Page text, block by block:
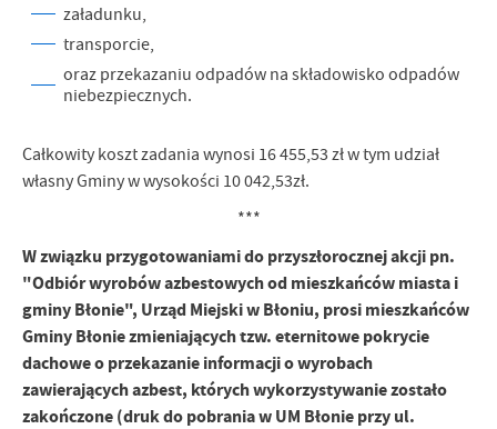
załadunku,
transporcie,
oraz przekazaniu odpadów na składowisko odpadów
niebezpiecznych.
Całkowity koszt zadania wynosi 16 455,53 zł w tym udział
własny Gminy w wysokości 10 042,53zł.
***
W związku przygotowaniami do przyszłorocznej akcji pn.
"Odbiór wyrobów azbestowych od mieszkańców miasta i
gminy Błonie", Urząd Miejski w Błoniu, prosi mieszkańców
Gminy Błonie zmieniających tzw. eternitowe pokrycie
dachowe o przekazanie informacji o wyrobach
zawierających azbest, których wykorzystywanie zostało
zakończone (druk do pobrania w UM Błonie przy ul.